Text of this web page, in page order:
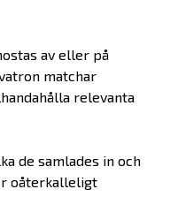
av eller på
matchar
relevanta
de samlades in och
oåterkalleligt